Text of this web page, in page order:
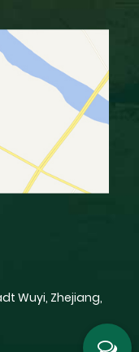
Wuyi, Zhejiang,